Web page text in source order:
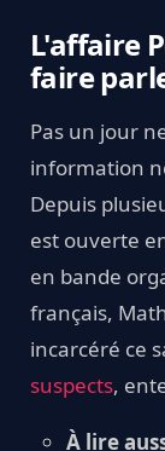
L'affaire
faire
Pas un jour
information
Depuis
est ouverte
en bande
français,
incarcéré ce
suspects,
À lire